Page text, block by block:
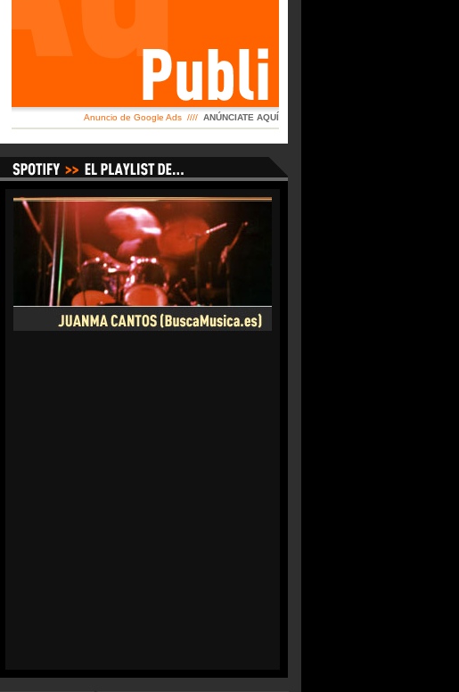
Anuncio de Google Ads //// ANÚNCIATE AQUÍ